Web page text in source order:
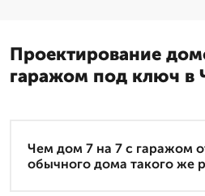
Проектирование
гаражом под ключ в
Чем дом 7 на 7 с гаражом
обычного дома такого же